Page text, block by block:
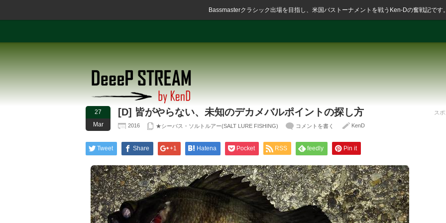
Bassmasterクラシック出場を目指し、米国バストーナメントを戦うKen-Dの奮戦記です
27
Mar
[D] 皆がやらない、未知のデカメバルポイントの探し方
2016 ★シーバス・ソルトルアー(SALT LURE FISHING) コメントを書く KenD
Tweet Share +1 Hatena Pocket RSS feedly Pin it
ス